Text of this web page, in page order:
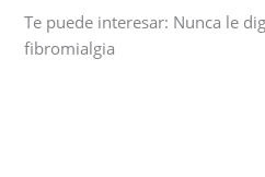
Te puede interesar: Nunca le
fibromialgia